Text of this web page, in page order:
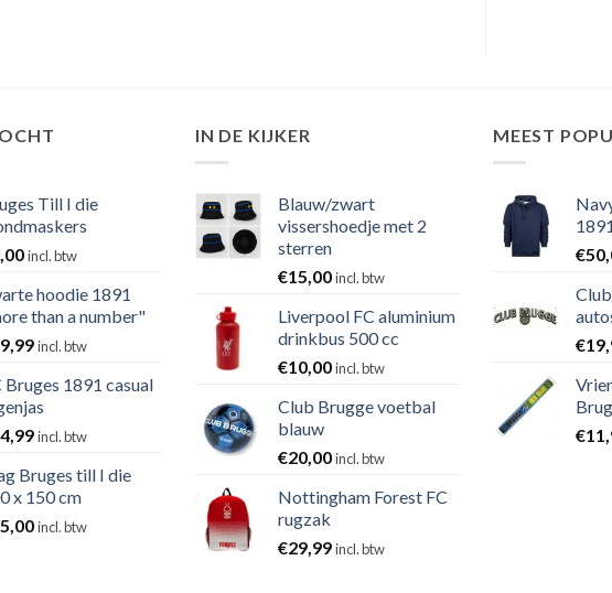
Till I die
incl. btw
hoodie 1891
than a number"
incl. btw
Bruges 1891 casual
incl. btw
Bruges till I die
x 150 cm
incl. btw
IN DE KIJKER
Blauw/zwart
vissershoedje met 2
sterren
€15,00incl. btw
Liverpool FC aluminium
drinkbus 500 cc
€10,00incl. btw
Club Brugge voetbal
blauw
€20,00incl. btw
Nottingham Forest FC
rugzak
€29,99incl. btw
MEEST
€
€
€